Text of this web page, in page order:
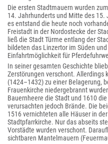
Die ersten Stadtmauern wurden
14. Jahrhunderts und Mitte des 15.
es entstand die heute noch
Freistadt in der Nordostecke der
ließ die Stadt Türme entlang der
bildeten das Linzertor im Süden
Einfahrtmöglichkeit für
In seiner gesamten Geschichte
Zerstörungen verschont. Allerdings
(1424–1432) zu einer Belagerung,
Frauenkirche niedergebrannt
Bauernheere die Stadt und 1610
verursachten jedoch Brände. Die
1516 vernichteten alle Häuser in
Stadtpfarrkirche. Nur das abseits
Vorstädte wurden verschont.
sichtbaren Mantelmauern